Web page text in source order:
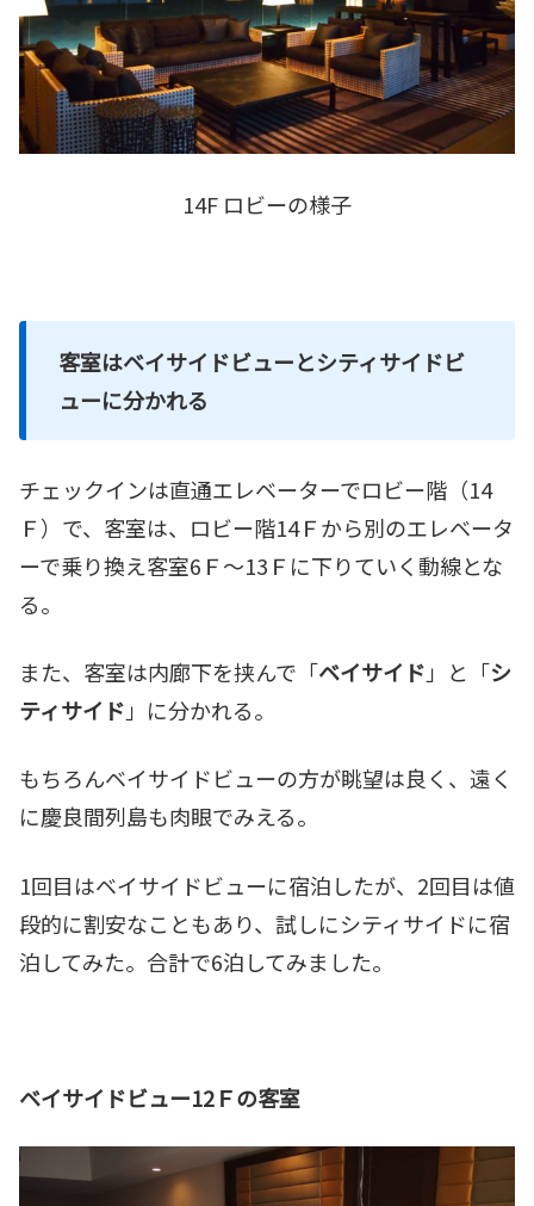
14F ロビーの様子
客室はベイサイドビューとシティサイドビ
ューに分かれる
チェックインは直通エレベーターでロビー階（14
Ｆ）で、客室は、ロビー階14Ｆから別のエレベータ
ーで乗り換え客室6Ｆ～13Ｆに下りていく動線とな
る。
また、客室は内廊下を挟んで「ベイサイド」と「シ
ティサイド」に分かれる。
もちろんベイサイドビューの方が眺望は良く、遠く
に慶良間列島も肉眼でみえる。
1回目はベイサイドビューに宿泊したが、2回目は値
段的に割安なこともあり、試しにシティサイドに宿
泊してみた。合計で6泊してみました。
ベイサイドビュー12Ｆの客室